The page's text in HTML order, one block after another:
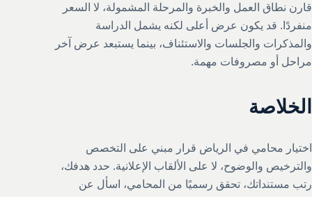
قارن نطاق العمل والخبرة والمرحلة المشمولة، لا السعر
منفردًا. قد يكون عرض أعلى لكنه يشمل الدراسة
والمذكرات والجلسات والاستئناف، بينما يستبعد عرض آخر
مراحل أو مصروفات مهمة.
الخلاصة
اختيار محامي في الرياض قرار مبني على التخصص
والترخيص والوضوح، لا على الألقاب الإعلانية. حدد هدفك،
رتب مستنداتك، تحقق رسميًا من المحامي، اسأل عن